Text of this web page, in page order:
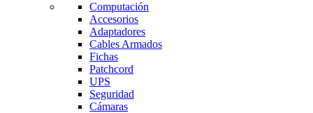
Computación
Accesorios
Adaptadores
Cables Armados
Fichas
Patchcord
UPS
Seguridad
Cámaras